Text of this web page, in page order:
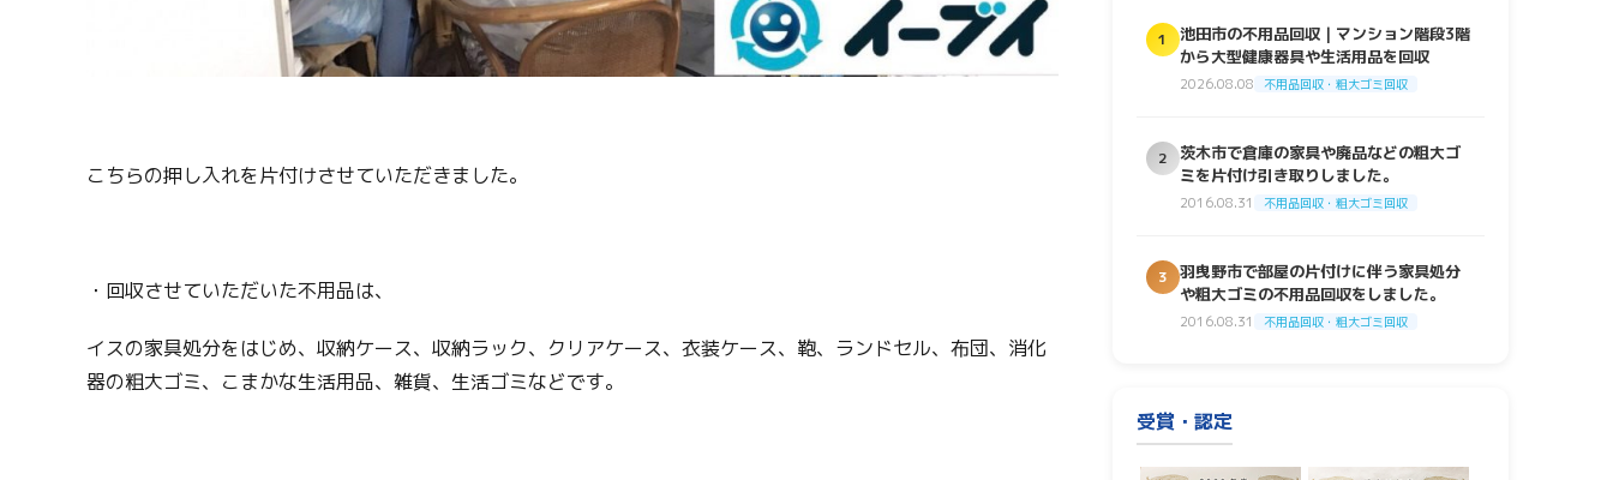
こちらの押し入れを片付けさせていただきました。
・回収させていただいた不用品は、
イスの家具処分をはじめ、収納ケース、収納ラック、クリアケース、衣装ケース、鞄、ランドセル、布団、消化
器の粗大ゴミ、こまかな生活用品、雑貨、生活ゴミなどです。
1
池田市の不用品回収｜マンション階段3階
から大型健康器具や生活用品を回収
2026.08.08 不用品回収・粗大ゴミ回収
2
茨木市で倉庫の家具や廃品などの粗大ゴ
ミを片付け引き取りしました。
2016.08.31 不用品回収・粗大ゴミ回収
3
羽曳野市で部屋の片付けに伴う家具処分
や粗大ゴミの不用品回収をしました。
2016.08.31 不用品回収・粗大ゴミ回収
受賞・認定